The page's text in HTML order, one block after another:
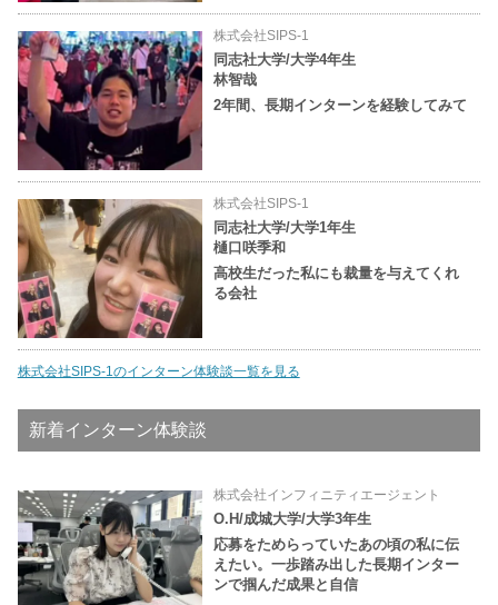
株式会社SIPS-1
同志社大学/大学4年生
林智哉
2年間、長期インターンを経験してみて
株式会社SIPS-1
同志社大学/大学1年生
樋口咲季和
高校生だった私にも裁量を与えてくれ
る会社
株式会社SIPS-1のインターン体験談一覧を見る
新着インターン体験談
株式会社インフィニティエージェント
O.H/成城大学/大学3年生
応募をためらっていたあの頃の私に伝
えたい。一歩踏み出した長期インター
ンで掴んだ成果と自信